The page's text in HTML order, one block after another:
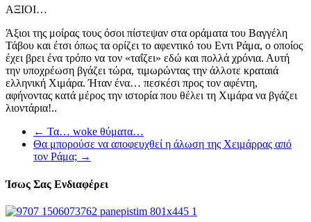
ΑΞΙΟΙ…
Άξιοι της μοίρας τους όσοι πίστεψαν στα οράματα του Βαγγέλη
Τάβου και έτσι όπως τα ορίζει το αφεντικό του Εντι Ράμα, ο οποίος
έχει βρει ένα τρόπο να τον «ταΐζει» εδώ και πολλά χρόνια. Αυτή
την υποχρέωση βγάζει τώρα, τιμωρώντας την άλλοτε κραταιά
ελληνική Χιμάρα. Ήταν ένα… πεσκέσι προς τον αφέντη,
αφήνοντας κατά μέρος την ιστορία που θέλει τη Χιμάρα να βγάζει
λιοντάρια!..
← Τα… woke θύματα…
Θα μπορούσε να αποφευχθεί η άλωση της Χειμάρρας από
τον Ράμα; →
Ίσως Σας Ενδιαφέρει